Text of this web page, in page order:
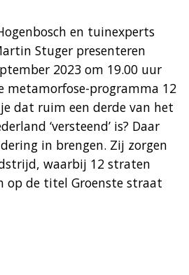
en tuinexperts
Stuger presenteren
2023 om 19.00 uur
metamorfose-programma 12
dat ruim een derde van het
‘versteend’ is? Daar
in brengen. Zij zorgen
waarbij 12 straten
op de titel Groenste straat